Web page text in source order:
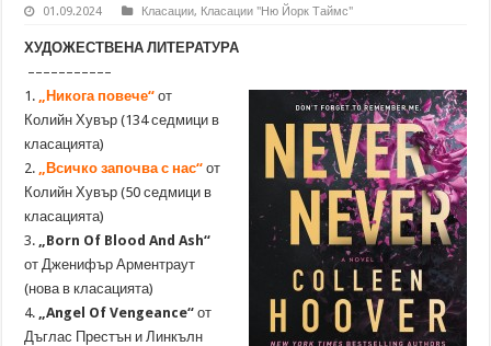
01.09.2024 Класации, Класации "Ню Йорк Таймс"
ХУДОЖЕСТВЕНА ЛИТЕРАТУРА
–––––––––––
1. „Никога повече“ от
Колийн Хувър (134 седмици в
класацията)
2. „Всичко започва с нас“ от
Колийн Хувър (50 седмици в
класацията)
3. „Born Of Blood And Ash“
от Дженифър Арментраут
(нова в класацията)
4. „Angel Of Vengeance“ от
Дъглас Престън и Линкълн